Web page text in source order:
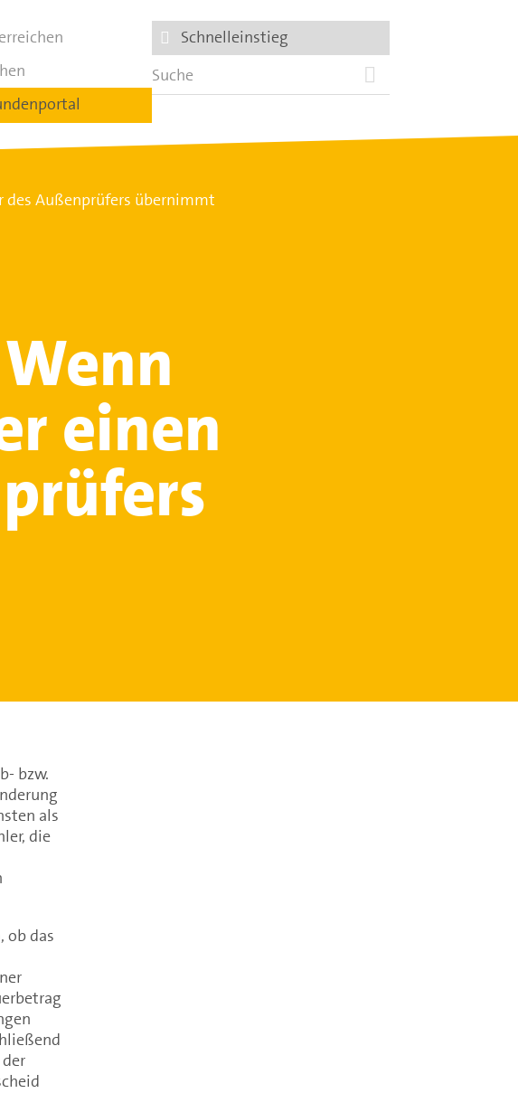
Schnelleinstieg
des Außenprüfers übernimmt
einen
bzw.
als
die
ob das